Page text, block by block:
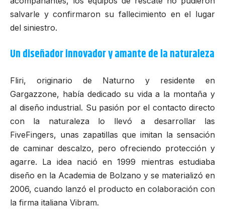
salvarle y confirmaron su fallecimiento en el lugar
del siniestro.
Un diseñador innovador y amante de la naturaleza
Fliri, originario de Naturno y residente en
Gargazzone, había dedicado su vida a la montaña y
al diseño industrial. Su pasión por el contacto directo
con la naturaleza lo llevó a desarrollar las
FiveFingers, unas zapatillas que imitan la sensación
de caminar descalzo, pero ofreciendo protección y
agarre. La idea nació en 1999 mientras estudiaba
diseño en la Academia de Bolzano y se materializó en
2006, cuando lanzó el producto en colaboración con
la firma italiana Vibram.